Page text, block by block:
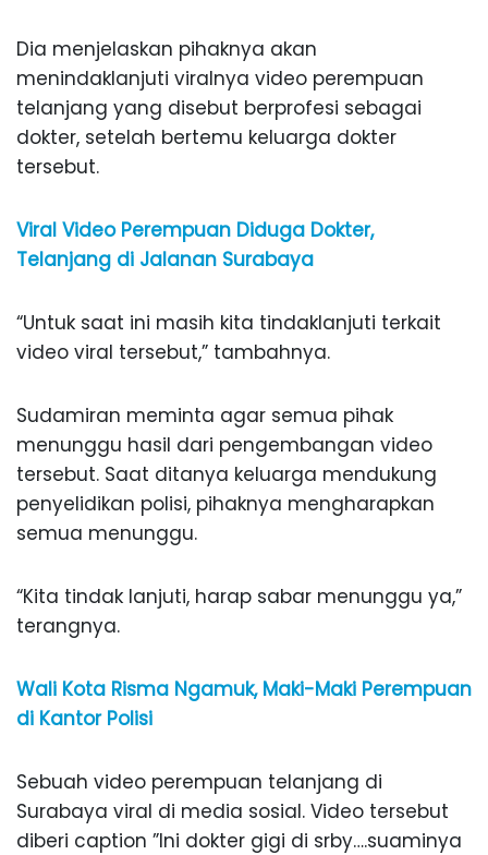
Dia menjelaskan pihaknya akan
menindaklanjuti viralnya video perempuan
telanjang yang disebut berprofesi sebagai
dokter, setelah bertemu keluarga dokter
tersebut.
Viral Video Perempuan Diduga Dokter,
Telanjang di Jalanan Surabaya
“Untuk saat ini masih kita tindaklanjuti terkait
video viral tersebut,” tambahnya.
Sudamiran meminta agar semua pihak
menunggu hasil dari pengembangan video
tersebut. Saat ditanya keluarga mendukung
penyelidikan polisi, pihaknya mengharapkan
semua menunggu.
“Kita tindak lanjuti, harap sabar menunggu ya,”
terangnya.
Wali Kota Risma Ngamuk, Maki-Maki Perempuan
di Kantor Polisi
Sebuah video perempuan telanjang di
Surabaya viral di media sosial. Video tersebut
diberi caption ”Ini dokter gigi di srby….suaminya